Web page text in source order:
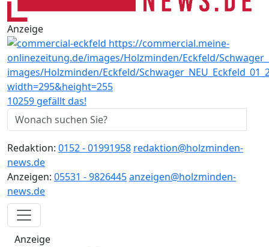
Anzeige
10259 gefällt das!
Redaktion: 0152 - 01991958 redaktion@holzminden-
news.de
Anzeigen: 05531 - 9826445anzeigen@holzminden-
news.de
Anzeige